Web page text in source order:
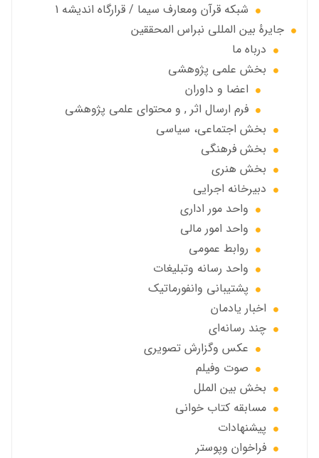
شبكه قرآن ومعارف سيما / قرارگاه انديشه 1
جايرهٔ بین المللی نبراس المحققین
درباه ما
بخش علمی پژوهشی
اعضا و داوران
فرم ارسال اثر , و محتوای علمی پژوهشی
بخش اجتماعی، سياسي
بخش فرهنگی
بخش هنری
دبیرخانه اجرایی
واحد مور اداری
واحد امور مالی
روابط عمومی
واحد رسانه وتبلیغات
پشتیبانی وانفورماتیک
اخبار يادمان
چند رسانه‌ای
عکس وگزارش تصویری
صوت وفيلم
بخش بين الملل
مسابقه کتاب خوانی
پیشنهادات
فراخوان‌ وپوستر